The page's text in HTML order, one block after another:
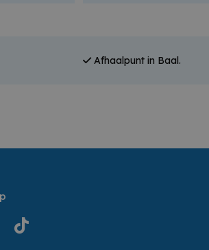
Afhaalpunt in Baal.